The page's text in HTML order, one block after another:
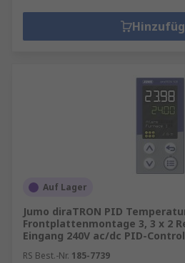
Auf Lager
Jumo diraTRON PID
Frontplattenmontage 3, 3 x 2
Eingang 240V ac/dc PID-
RS Best.-Nr. 185-7739